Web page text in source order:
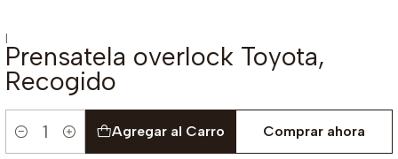
|
Prensatela overlock Toyota,
Recogido
Cantidad
Agregar al Carro Comprar ahora